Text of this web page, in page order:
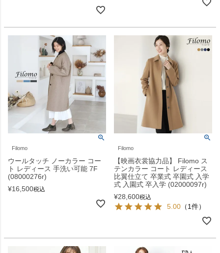
Filomo
ウールタッチ ノーカラー コー
ト レディース 手洗い可能 7F
(08000276r)
¥16,500税込
Filomo
【映画衣裳協力品】 Filomo ス
テンカラー コート レディース
比翼仕立て 卒業式 卒園式 入学
式 入園式 卒入学 (02000097r)
¥28,600税込
5.00 （1件）